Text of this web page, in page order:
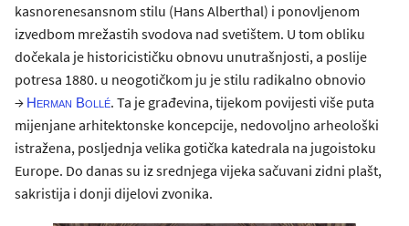
kasnorenesansnom stilu (Hans Alberthal) i ponovljenom
izvedbom mrežastih svodova nad svetištem. U tom obliku
dočekala je historicističku obnovu unutrašnjosti, a poslije
potresa 1880. u neogotičkom ju je stilu radikalno obnovio
→ Herman Bollé. Ta je građevina, tijekom povijesti više puta
mijenjane arhitektonske koncepcije, nedovoljno arheološki
istražena, posljednja velika gotička katedrala na jugoistoku
Europe. Do danas su iz srednjega vijeka sačuvani zidni plašt,
sakristija i donji dijelovi zvonika.